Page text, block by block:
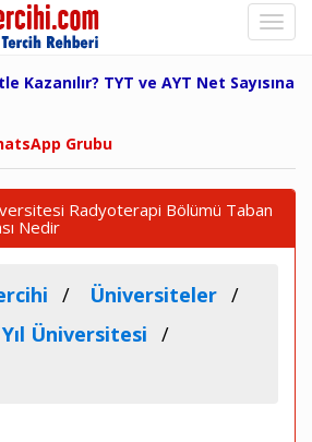
Kazanılır? TYT ve AYT Net Sayısına
Grubu
Radyoterapi Bölümü Taban
Nedir
Üniversiteler
Üniversitesi